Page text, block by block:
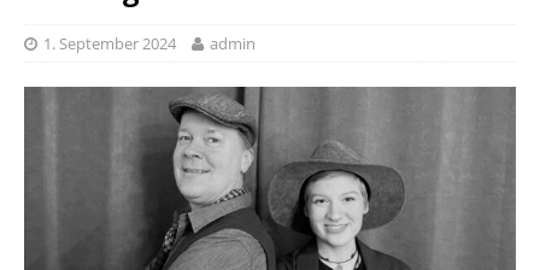
1. September 2024 admin